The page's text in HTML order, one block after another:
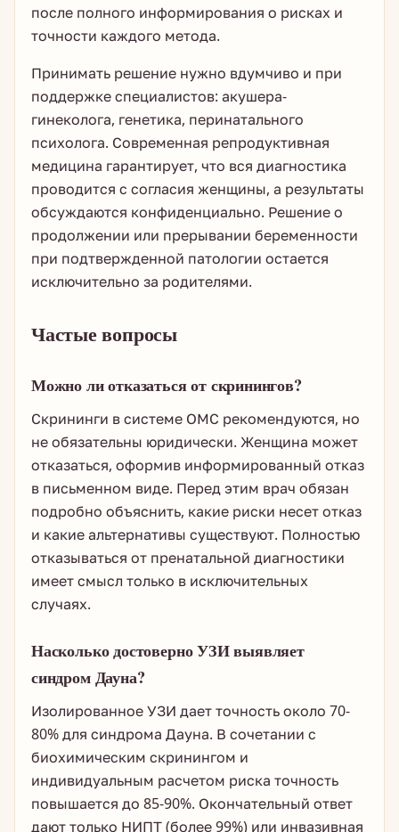
после полного информирования о рисках и
точности каждого метода.
Принимать решение нужно вдумчиво и при
поддержке специалистов: акушера-
гинеколога, генетика, перинатального
психолога. Современная репродуктивная
медицина гарантирует, что вся диагностика
проводится с согласия женщины, а результаты
обсуждаются конфиденциально. Решение о
продолжении или прерывании беременности
при подтвержденной патологии остается
исключительно за родителями.
Частые вопросы
Можно ли отказаться от скринингов?
Скрининги в системе ОМС рекомендуются, но
не обязательны юридически. Женщина может
отказаться, оформив информированный отказ
в письменном виде. Перед этим врач обязан
подробно объяснить, какие риски несет отказ
и какие альтернативы существуют. Полностью
отказываться от пренатальной диагностики
имеет смысл только в исключительных
случаях.
Насколько достоверно УЗИ выявляет
синдром Дауна?
Изолированное УЗИ дает точность около 70-
80% для синдрома Дауна. В сочетании с
биохимическим скринингом и
индивидуальным расчетом риска точность
повышается до 85-90%. Окончательный ответ
дают только НИПТ (более 99%) или инвазивная